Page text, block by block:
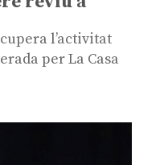
l’activitat
per La Casa